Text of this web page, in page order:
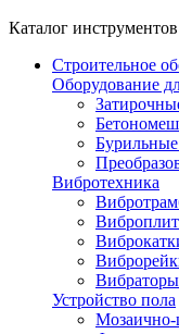
Каталог инструментов
Строительное
Оборудование
Вибротехника
Вибраторы
Устройство пола